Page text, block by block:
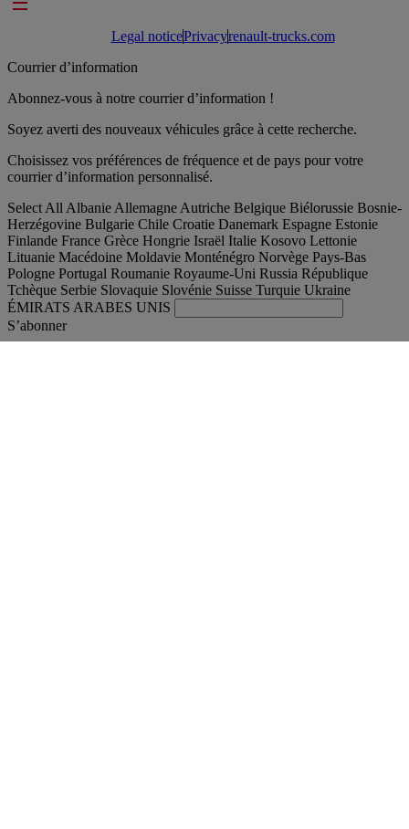
Footer links
Legal noticePrivacyrenault-trucks.com
Courrier d’information
Abonnez-vous à notre courrier d’information !
Soyez averti des nouveaux véhicules grâce à cette recherche.
Choisissez vos préférences de fréquence et de pays pour votre
courrier d’information personnalisé.
Select All Albanie Allemagne Autriche Belgique Biélorussie Bosnie-
Herzégovine Bulgarie Chile Croatie Danemark Espagne Estonie
Finlande France Grèce Hongrie Israël Italie Kosovo Lettonie
Lituanie Macédoine Moldavie Monténégro Norvège Pays-Bas
Pologne Portugal Roumanie Royaume-Uni Russia République
Tchèque Serbie Slovaquie Slovénie Suisse Turquie Ukraine
ÉMIRATS ARABES UNIS
S’abonner